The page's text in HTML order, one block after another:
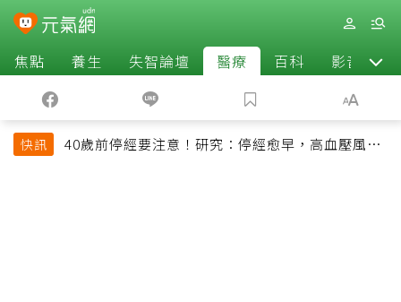
焦點 養生 失智論壇 醫療 百科 影音
快訊
40歲前停經要注意！研究：停經愈早，高血壓風險